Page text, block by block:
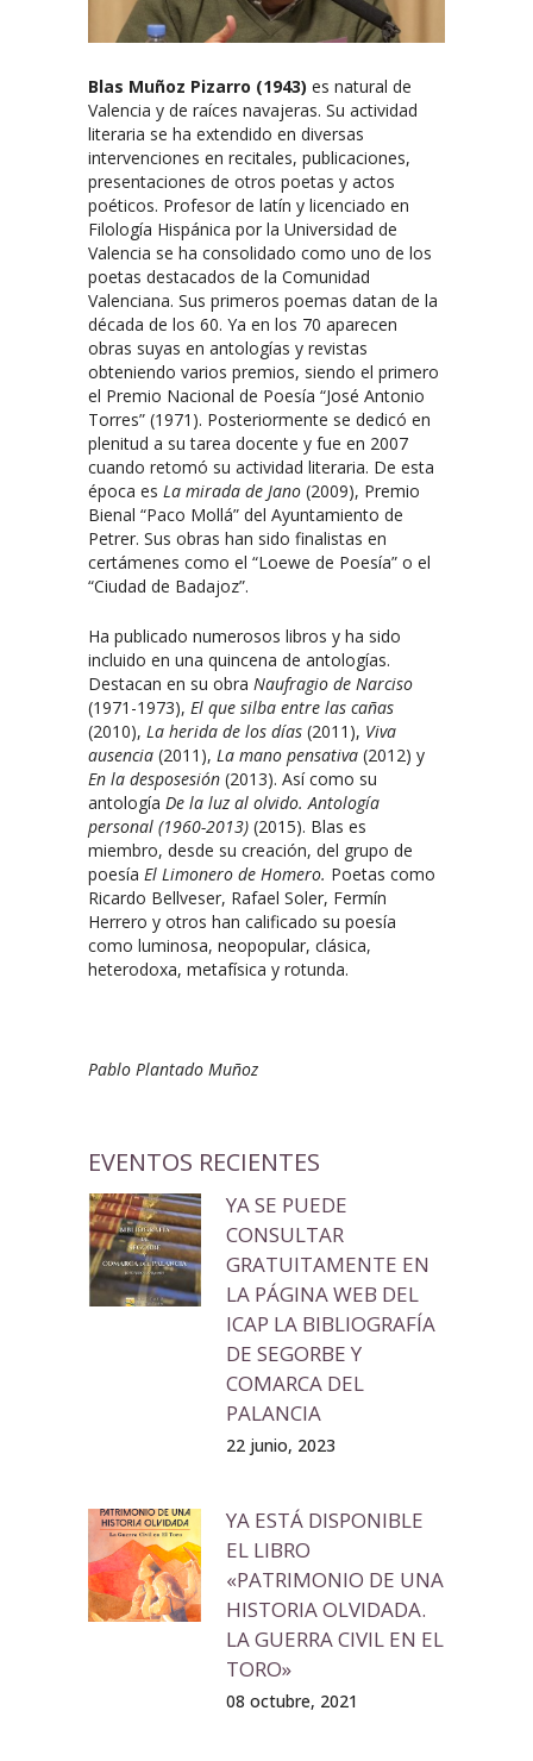
Blas Muñoz Pizarro (1943) es natural de
Valencia y de raíces navajeras. Su actividad
literaria se ha extendido en diversas
intervenciones en recitales, publicaciones,
presentaciones de otros poetas y actos
poéticos. Profesor de latín y licenciado en
Filología Hispánica por la Universidad de
Valencia se ha consolidado como uno de los
poetas destacados de la Comunidad
Valenciana. Sus primeros poemas datan de la
década de los 60. Ya en los 70 aparecen
obras suyas en antologías y revistas
obteniendo varios premios, siendo el primero
el Premio Nacional de Poesía “José Antonio
Torres” (1971). Posteriormente se dedicó en
plenitud a su tarea docente y fue en 2007
cuando retomó su actividad literaria. De esta
época es La mirada de Jano (2009), Premio
Bienal “Paco Mollá” del Ayuntamiento de
Petrer. Sus obras han sido finalistas en
certámenes como el “Loewe de Poesía” o el
“Ciudad de Badajoz”.
Ha publicado numerosos libros y ha sido
incluido en una quincena de antologías.
Destacan en su obra Naufragio de Narciso
(1971-1973), El que silba entre las cañas
(2010), La herida de los días (2011), Viva
ausencia (2011), La mano pensativa (2012) y
En la desposesión (2013). Así como su
antología De la luz al olvido. Antología
personal (1960-2013) (2015). Blas es
miembro, desde su creación, del grupo de
poesía El Limonero de Homero. Poetas como
Ricardo Bellveser, Rafael Soler, Fermín
Herrero y otros han calificado su poesía
como luminosa, neopopular, clásica,
heterodoxa, metafísica y rotunda.
Pablo Plantado Muñoz
EVENTOS RECIENTES
YA SE PUEDE
CONSULTAR
GRATUITAMENTE EN
LA PÁGINA WEB DEL
ICAP LA BIBLIOGRAFÍA
DE SEGORBE Y
COMARCA DEL
PALANCIA
22 junio, 2023
YA ESTÁ DISPONIBLE
EL LIBRO
«PATRIMONIO DE UNA
HISTORIA OLVIDADA.
LA GUERRA CIVIL EN EL
TORO»
08 octubre, 2021